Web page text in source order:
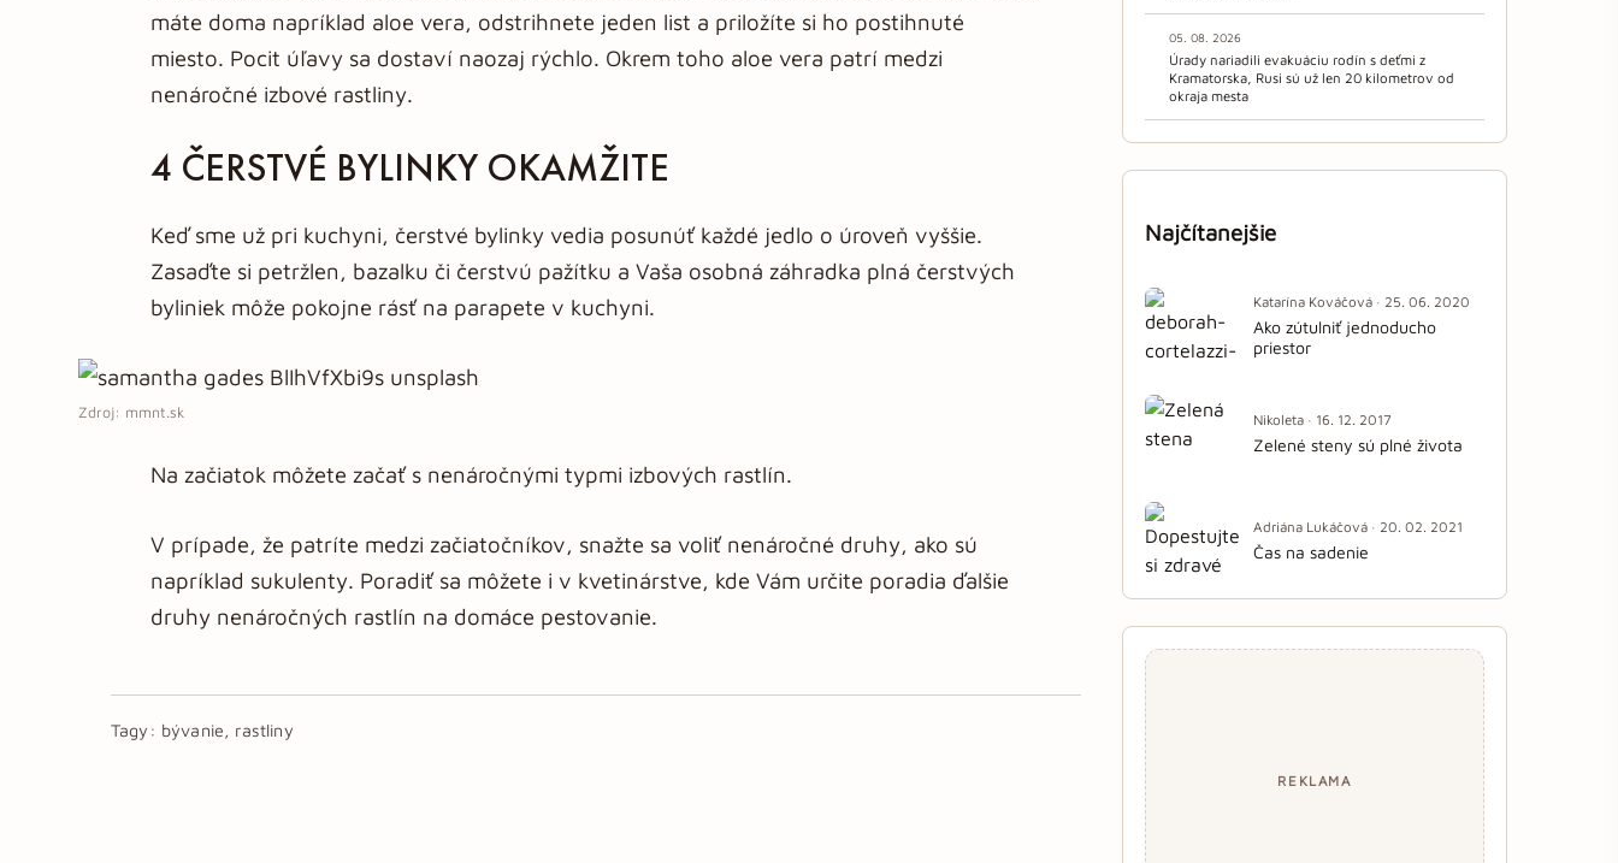
máte doma napríklad aloe vera, odstrihnete jeden list a priložíte si ho postihnuté
miesto. Pocit úľavy sa dostaví naozaj rýchlo. Okrem toho aloe vera patrí medzi
nenáročné izbové rastliny.
4 ČERSTVÉ BYLINKY OKAMŽITE
Keď sme už pri kuchyni, čerstvé bylinky vedia posunúť každé jedlo o úroveň vyššie.
Zasaďte si petržlen, bazalku či čerstvú pažítku a Vaša osobná záhradka plná čerstvých
byliniek môže pokojne rásť na parapete v kuchyni.
Zdroj: mmnt.sk
Na začiatok môžete začať s nenáročnými typmi izbových rastlín.
V prípade, že patríte medzi začiatočníkov, snažte sa voliť nenáročné druhy, ako sú
napríklad sukulenty. Poradiť sa môžete i v kvetinárstve, kde Vám určite poradia ďalšie
druhy nenáročných rastlín na domáce pestovanie.
Tagy: bývanie, rastliny
05. 08. 2026
Úrady nariadili evakuáciu rodín s deťmi z
Kramatorska, Rusi sú už len 20 kilometrov od
okraja mesta
Najčítanejšie
Katarína Kováčová · 25. 06. 2020
Ako zútulniť jednoducho
priestor
Nikoleta · 16. 12. 2017
Zelené steny sú plné života
Adriána Lukáčová · 20. 02. 2021
Čas na sadenie
REKLAMA